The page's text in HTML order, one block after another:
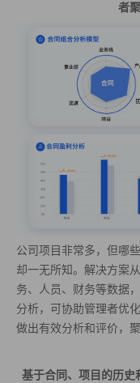
者
公司项目非常多，但哪
却一无所知。解决方案
务、人员、财务等数据
分析，可协助管理者优
做出有效分析和评价，
基于合同、项目的历史